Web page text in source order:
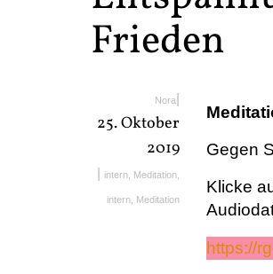
Frieden
Nora
25. Oktober
2019
intern Meditation
intern Meditation
Gegen
Klicke
https://